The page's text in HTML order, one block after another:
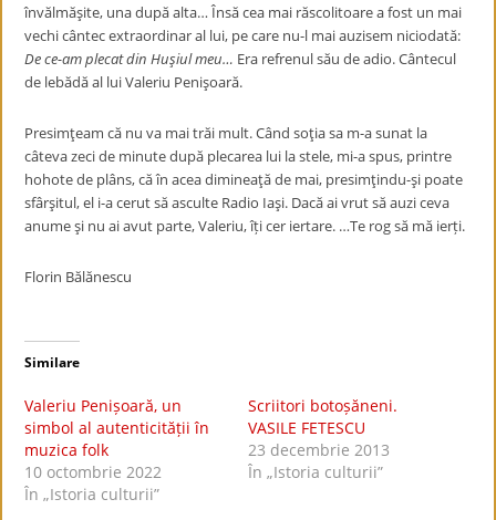
învălmăşite, una după alta… Însă cea mai răscolitoare a fost un mai
vechi cântec extraordinar al lui, pe care nu-l mai auzisem niciodată:
De ce-am plecat din Huşiul meu… Era refrenul său de adio. Cântecul
de lebădă al lui Valeriu Penişoară.
Presimţeam că nu va mai trăi mult. Când soţia sa m-a sunat la
câteva zeci de minute după plecarea lui la stele, mi-a spus, printre
hohote de plâns, că în acea dimineaţă de mai, presimţindu-şi poate
sfârşitul, el i-a cerut să asculte Radio Iaşi. Dacă ai vrut să auzi ceva
anume şi nu ai avut parte, Valeriu, îți cer iertare. …Te rog să mă ierți.
Florin Bălănescu
Similare
Valeriu Penișoară, un
simbol al autenticității în
muzica folk
10 octombrie 2022
În „Istoria culturii”
Scriitori botoșăneni.
VASILE FETESCU
23 decembrie 2013
În „Istoria culturii”